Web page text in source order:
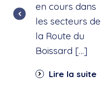
en cours dans
les secteurs de
la Route du
Boissard […]
Lire la suite